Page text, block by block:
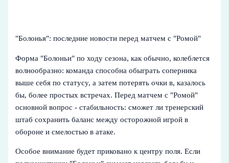
"Болонья": последние новости перед матчем с "Ромой"
Форма "Болоньи" по ходу сезона, как обычно, колеблется
волнообразно: команда способна обыграть соперника
выше себя по статусу, а затем потерять очки в, казалось
бы, более простых встречах. Перед матчем с "Ромой"
основной вопрос - стабильность: сможет ли тренерский
штаб сохранить баланс между осторожной игрой в
обороне и смелостью в атаке.
Особое внимание будет приковано к центру поля. Если